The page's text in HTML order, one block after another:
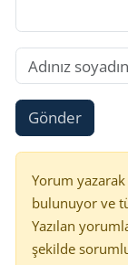
Gönder
Yorum yazarak
bulunuyor ve
Yazılan
şekilde